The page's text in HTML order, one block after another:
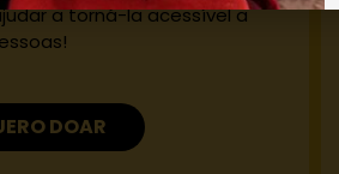
a torná-la acessível a
DOAR